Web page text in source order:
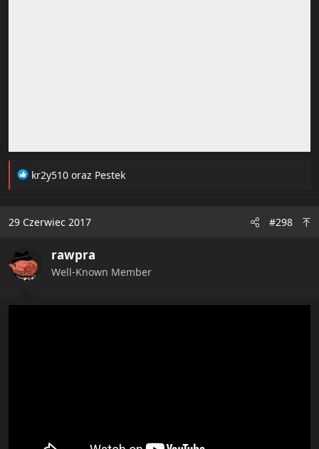
R
t
o
n
s
kr2y510 oraz Pestek
29 Czerwiec 2017 #298
rawpra
Well-Known Member